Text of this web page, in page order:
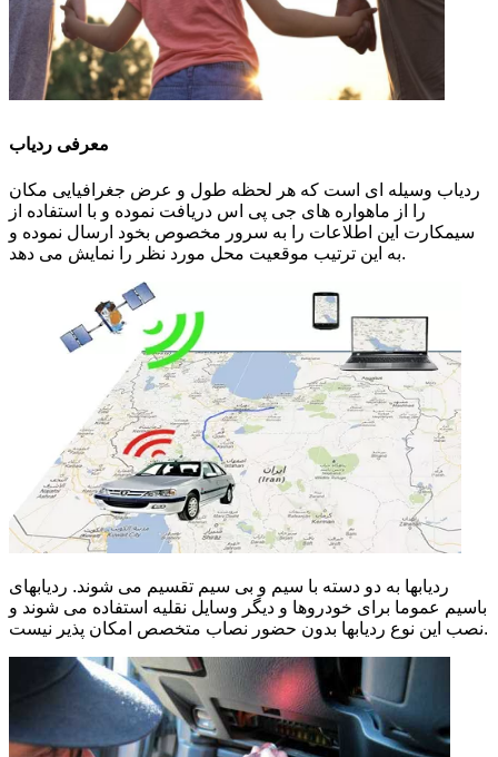
معرفی ردیاب
ردیاب وسیله ای است که هر لحظه طول و عرض جغرافیایی مکان
را از ماهواره های جی پی اس دریافت نموده و با استفاده از
سیمکارت این اطلاعات را به سرور مخصوص بخود ارسال نموده و
به این ترتیب موقعیت محل مورد نظر را نمایش می دهد.
ردیابها به دو دسته با سیم و بی سیم تقسیم می شوند. ردیابهای
باسیم عموما برای خودروها و دیگر وسایل نقلیه استفاده می شوند و
نصب این نوع ردیابها بدون حضور نصاب متخصص امکان پذیر نیست.